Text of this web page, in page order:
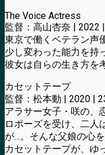
The Voice Actress
監督：高山杏奈 | 2022
東京で働くベテラン声
少し変わった能力を持
彼女は自らの生き方を
カセットテープ
監督：松本動 | 2020 |
アラサー女子・咲の、
ロポーズを受け、二人
が…。そんな父娘の心
カセットテープが、ゆ